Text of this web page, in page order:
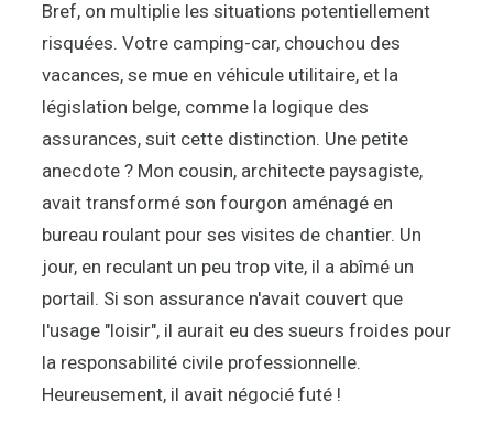
Bref, on multiplie les situations potentiellement
risquées. Votre camping-car, chouchou des
vacances, se mue en véhicule utilitaire, et la
législation belge, comme la logique des
assurances, suit cette distinction. Une petite
anecdote ? Mon cousin, architecte paysagiste,
avait transformé son fourgon aménagé en
bureau roulant pour ses visites de chantier. Un
jour, en reculant un peu trop vite, il a abîmé un
portail. Si son assurance n'avait couvert que
l'usage "loisir", il aurait eu des sueurs froides pour
la responsabilité civile professionnelle.
Heureusement, il avait négocié futé !